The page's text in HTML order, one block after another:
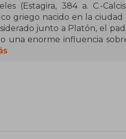
(Estagira, 384 a. C.-
griego nacido en la ciudad
junto a Platón, el
una enorme influencia
dos milenios.